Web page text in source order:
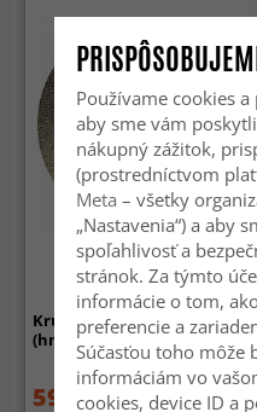
Kruhový koberec - Oristano
(hnedý/zlatý)
59.99 € 84.99 €
Používame cookies
aby sme vám
nákupný zážitok,
(prostredníctvom
Meta – všetky
„Nastavenia“) a aby
spoľahlivosť a
stránok. Za týmto
informácie o tom,
preferencie a
Súčasťou toho môže
informáciám vo
cookies, device ID a